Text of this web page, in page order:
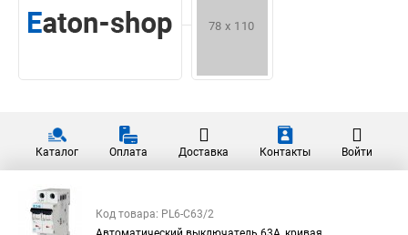
Каталог Оплата Доставка Контакты Войти
Код товара: PL6-C63/2